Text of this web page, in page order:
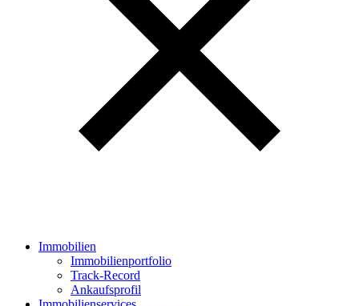
Immobilien
Immobilienportfolio
Track-Record
Ankaufsprofil